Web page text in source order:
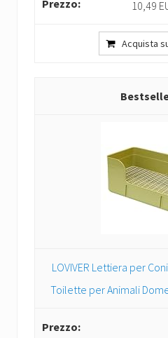
10,49
Acquista
LOVIVER Lettiera per
Toilette per Animali